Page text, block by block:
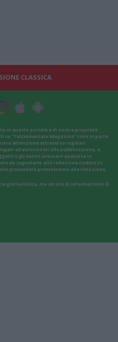
CLASSICA
in questo portale è di nostra proprietà.
su "Calciomercato Magazine" sono in parte
attenzione attraverso regolari
ed autorizzati alla pubblicazione, e
o gli autori avessero qualcosa in
da segnalarlo alla redazione (indirizzo
provvederà prontamente alla rimozione.
giornalistica, ma un sito di informazione di